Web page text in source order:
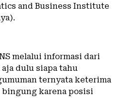
and Business Institute
melalui informasi dari
aja dulu siapa tahu
ternyata keterima
bingung karena posisi